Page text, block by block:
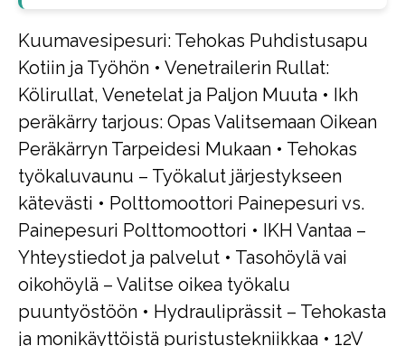
Kuumavesipesuri: Tehokas Puhdistusapu
Kotiin ja Työhön • Venetrailerin Rullat:
Kölirullat, Venetelat ja Paljon Muuta • Ikh
peräkärry tarjous: Opas Valitsemaan Oikean
Peräkärryn Tarpeidesi Mukaan • Tehokas
työkaluvaunu – Työkalut järjestykseen
kätevästi • Polttomoottori Painepesuri vs.
Painepesuri Polttomoottori • IKH Vantaa –
Yhteystiedot ja palvelut • Tasohöylä vai
oikohöylä – Valitse oikea työkalu
puuntyöstöön • Hydrauliprässit – Tehokasta
ja monikäyttöistä puristustekniikkaa • 12V